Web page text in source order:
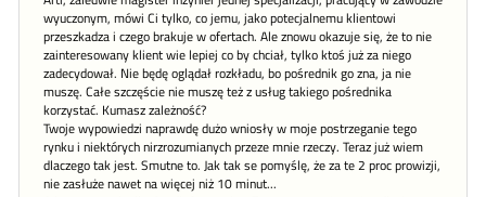
wyuczonym, mówi Ci tylko, co jemu, jako potecjalnemu klientowi
przeszkadza i czego brakuje w ofertach. Ale znowu okazuje się, że to nie
zainteresowany klient wie lepiej co by chciał, tylko ktoś już za niego
zadecydował. Nie będę oglądał rozkładu, bo pośrednik go zna, ja nie
muszę. Całe szczęście nie muszę też z usług takiego pośrednika
korzystać. Kumasz zależność?
Twoje wypowiedzi naprawdę dużo wniosły w moje postrzeganie tego
rynku i niektórych nirzrozumianych przeze mnie rzeczy. Teraz już wiem
dlaczego tak jest. Smutne to. Jak tak se pomyślę, że za te 2 proc prowizji,
nie zasłuże nawet na więcej niż 10 minut...